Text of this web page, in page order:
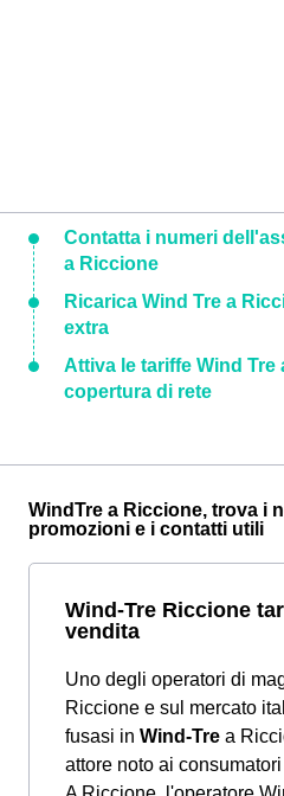
Contatta i numeri
a Riccione
Ricarica Wind Tre a
extra
Attiva le tariffe Wind Tre
copertura di rete
WindTre a Riccione, trova i
promozioni e i contatti utili
Wind-Tre Riccione
vendita
Uno degli operatori di
Riccione e sul mercato
fusasi in Wind-Tre a
attore noto ai